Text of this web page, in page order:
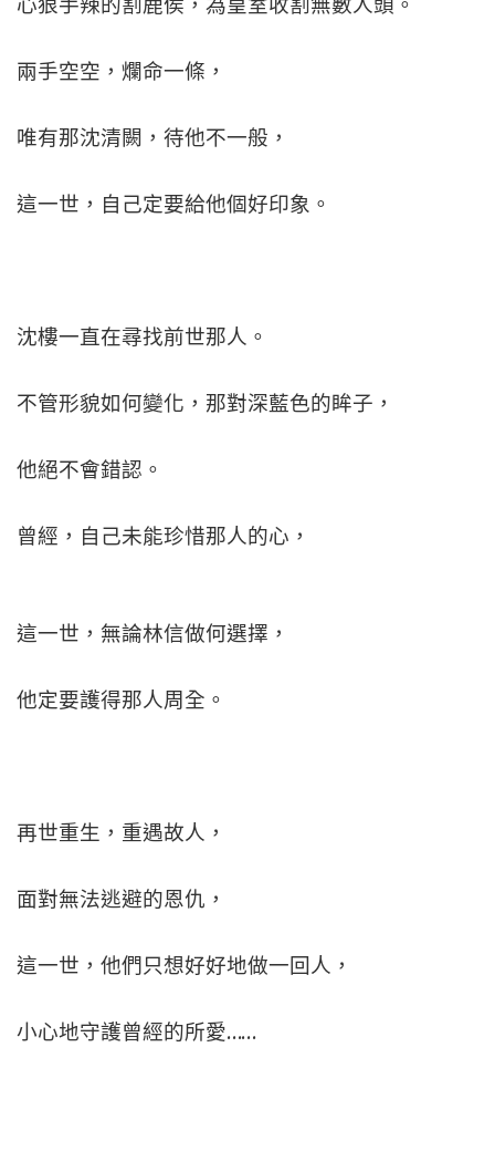
兩手空空，爛命一條，
唯有那沈清闕，待他不一般，
這一世，自己定要給他個好印象。
沈樓一直在尋找前世那人。
不管形貌如何變化，那對深藍色的眸子，
他絕不會錯認。
曾經，自己未能珍惜那人的心，
這一世，無論林信做何選擇，
他定要護得那人周全。
再世重生，重遇故人，
面對無法逃避的恩仇，
這一世，他們只想好好地做一回人，
小心地守護曾經的所愛……